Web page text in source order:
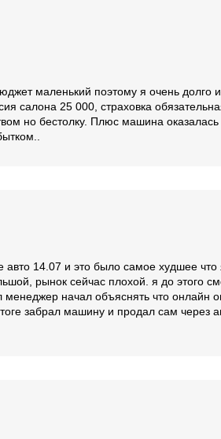
маленький поэтому я очень долго
салона 25 000, страховка
но бестолку. Плюс машина
14.07 и это было самое худшее
рынок сейчас плохой. я до
начал объяснять что онлайн
забрал машину и продал сам